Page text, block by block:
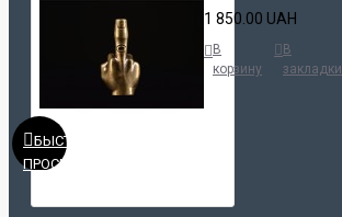
БЫСТРЫЙ
ПРОСМОТР
1 850.00 UAH
В
корзину
В
закладки